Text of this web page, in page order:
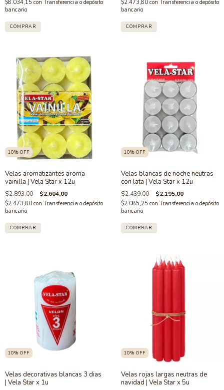
$8.034,15 con Transferencia o depósito
bancario
$2.473,80 con Transferencia o depósito
bancario
10% OFF
Velas aromatizantes aroma
vainilla | Vela Star x 12u
$2.893,00 $2.604,00
$2.473,80 con Transferencia o depósito
bancario
10% OFF
Velas blancas de noche neutras
con lata | Vela Star x 12u
$2.439,00 $2.195,00
$2.085,25 con Transferencia o depósito
bancario
10% OFF
Velas decorativas blancas 3 dias
| Vela Star x 1u
10% OFF
Velas rojas largas neutras de
navidad | Vela Star x 5u